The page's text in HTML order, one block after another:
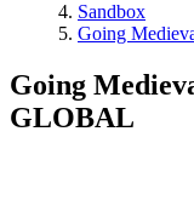
Sandbox
Going
Going
GLOBAL